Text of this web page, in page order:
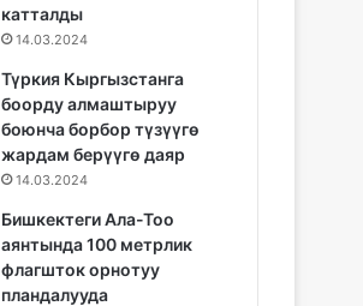
катталды
14.03.2024
Түркия Кыргызстанга
боорду алмаштыруу
боюнча борбор түзүүгө
жардам берүүгө даяр
14.03.2024
Бишкектеги Ала-Тоо
аянтында 100 метрлик
флагшток орнотуу
пландалууда